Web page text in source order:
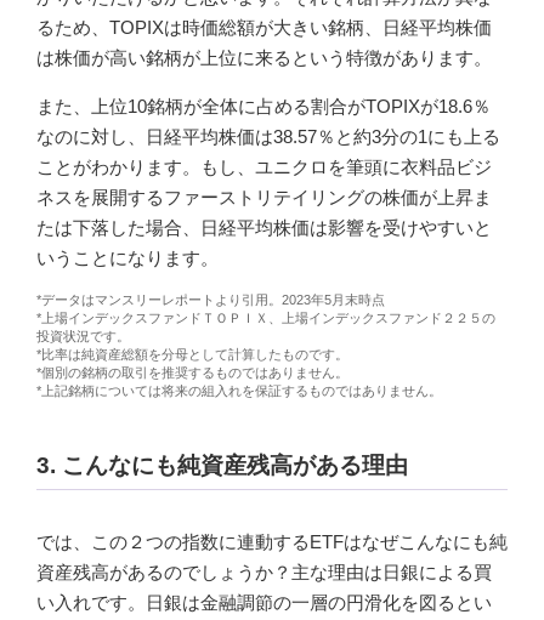
るため、TOPIXは時価総額が大きい銘柄、日経平均株価
は株価が高い銘柄が上位に来るという特徴があります。
また、上位10銘柄が全体に占める割合がTOPIXが18.6％
なのに対し、日経平均株価は38.57％と約3分の1にも上る
ことがわかります。もし、ユニクロを筆頭に衣料品ビジ
ネスを展開するファーストリテイリングの株価が上昇ま
たは下落した場合、日経平均株価は影響を受けやすいと
いうことになります。
*データはマンスリーレポートより引用。2023年5月末時点
*上場インデックスファンドＴＯＰＩＸ、上場インデックスファンド２２５の
投資状況です。
*比率は純資産総額を分母として計算したものです。
*個別の銘柄の取引を推奨するものではありません。
*上記銘柄については将来の組入れを保証するものではありません。
3. こんなにも純資産残高がある理由
では、この２つの指数に連動するETFはなぜこんなにも純
資産残高があるのでしょうか？主な理由は日銀による買
い入れです。日銀は金融調節の一層の円滑化を図るとい